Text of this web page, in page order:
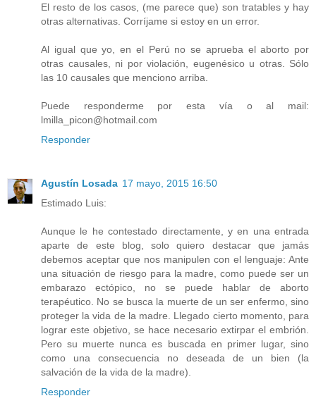
El resto de los casos, (me parece que) son tratables y hay
otras alternativas. Corríjame si estoy en un error.
Al igual que yo, en el Perú no se aprueba el aborto por
otras causales, ni por violación, eugenésico u otras. Sólo
las 10 causales que menciono arriba.
Puede responderme por esta vía o al mail:
lmilla_picon@hotmail.com
Responder
Agustín Losada 17 mayo, 2015 16:50
Estimado Luis:
Aunque le he contestado directamente, y en una entrada
aparte de este blog, solo quiero destacar que jamás
debemos aceptar que nos manipulen con el lenguaje: Ante
una situación de riesgo para la madre, como puede ser un
embarazo ectópico, no se puede hablar de aborto
terapéutico. No se busca la muerte de un ser enfermo, sino
proteger la vida de la madre. Llegado cierto momento, para
lograr este objetivo, se hace necesario extirpar el embrión.
Pero su muerte nunca es buscada en primer lugar, sino
como una consecuencia no deseada de un bien (la
salvación de la vida de la madre).
Responder